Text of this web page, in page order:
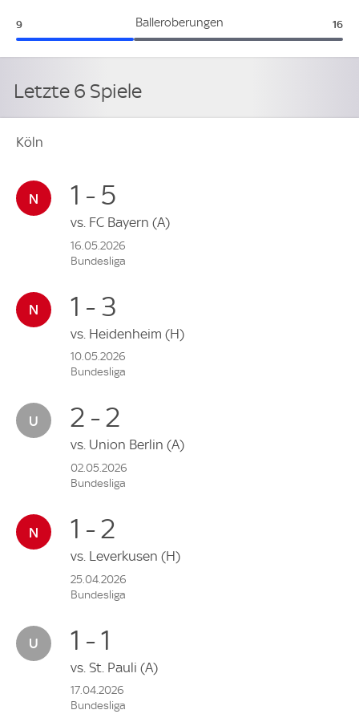
Balleroberungen
Köln:
9 16
Letzte 6 Spiele
Köln
1 - 5
vs. FC Bayern (A)
16.05.2026
Bundesliga
1 - 3
vs. Heidenheim (H)
10.05.2026
Bundesliga
2 - 2
vs. Union Berlin (A)
02.05.2026
Bundesliga
1 - 2
vs. Leverkusen (H)
25.04.2026
Bundesliga
1 - 1
vs. St. Pauli (A)
17.04.2026
Bundesliga